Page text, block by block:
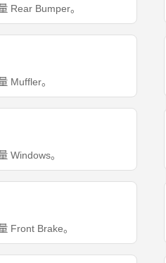
Rear Bumper。
Muffler。
Windows。
Front Brake。